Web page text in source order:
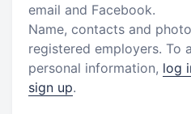
email and Facebook.
Name, contacts and
registered employers. To
personal information, log
sign up.